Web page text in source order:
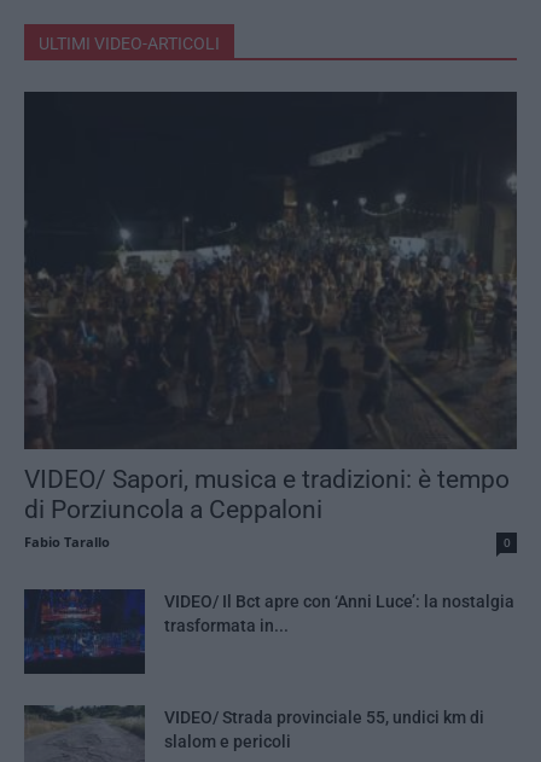
ULTIMI VIDEO-ARTICOLI
VIDEO/ Sapori, musica e tradizioni: è tempo
di Porziuncola a Ceppaloni
Fabio Tarallo 0
VIDEO/ Il Bct apre con ‘Anni Luce’: la nostalgia
trasformata in...
VIDEO/ Strada provinciale 55, undici km di
slalom e pericoli